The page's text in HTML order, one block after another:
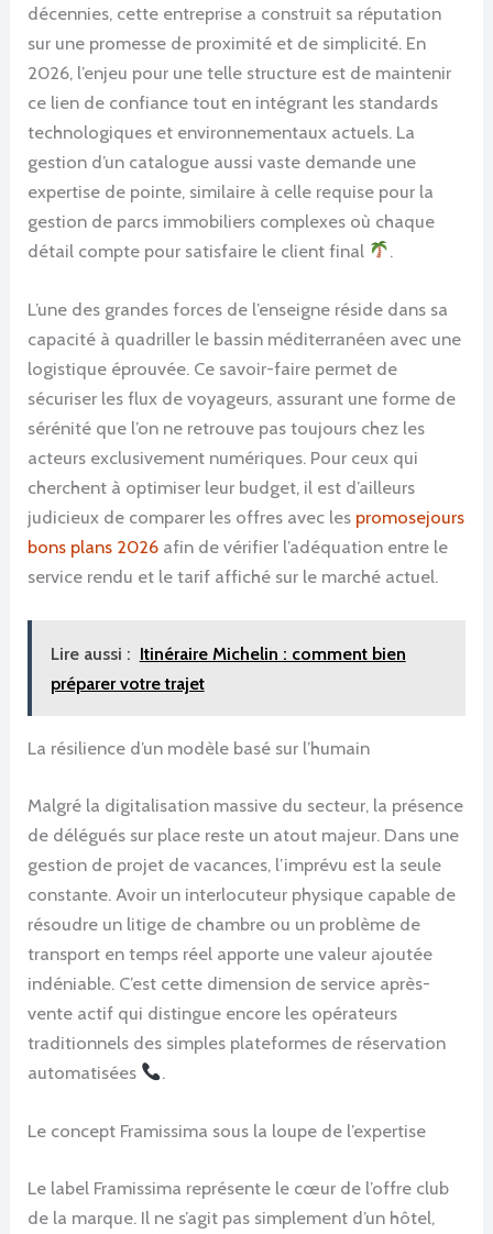
décennies, cette entreprise a construit sa réputation
sur une promesse de proximité et de simplicité. En
2026, l’enjeu pour une telle structure est de maintenir
ce lien de confiance tout en intégrant les standards
technologiques et environnementaux actuels. La
gestion d’un catalogue aussi vaste demande une
expertise de pointe, similaire à celle requise pour la
gestion de parcs immobiliers complexes où chaque
détail compte pour satisfaire le client final
.
L’une des grandes forces de l’enseigne réside dans sa
capacité à quadriller le bassin méditerranéen avec une
logistique éprouvée. Ce savoir-faire permet de
sécuriser les flux de voyageurs, assurant une forme de
sérénité que l’on ne retrouve pas toujours chez les
acteurs exclusivement numériques. Pour ceux qui
cherchent à optimiser leur budget, il est d’ailleurs
judicieux de comparer les offres avec les promosejours
bons plans 2026 afin de vérifier l’adéquation entre le
service rendu et le tarif affiché sur le marché actuel.
Lire aussi : Itinéraire Michelin : comment bien
préparer votre trajet
La résilience d’un modèle basé sur l’humain
Malgré la digitalisation massive du secteur, la présence
de délégués sur place reste un atout majeur. Dans une
gestion de projet de vacances, l’imprévu est la seule
constante. Avoir un interlocuteur physique capable de
résoudre un litige de chambre ou un problème de
transport en temps réel apporte une valeur ajoutée
indéniable. C’est cette dimension de service après-
vente actif qui distingue encore les opérateurs
traditionnels des simples plateformes de réservation
automatisées
.
Le concept Framissima sous la loupe de l’expertise
Le label Framissima représente le cœur de l’offre club
de la marque. Il ne s’agit pas simplement d’un hôtel,